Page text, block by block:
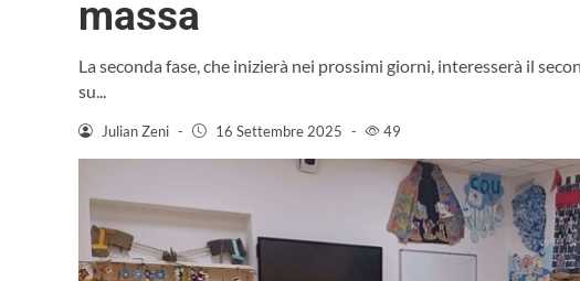
massa
La seconda fase, che inizierà nei prossimi giorni, interesserà il
su...
Julian Zeni - 16 Settembre 2025 - 49